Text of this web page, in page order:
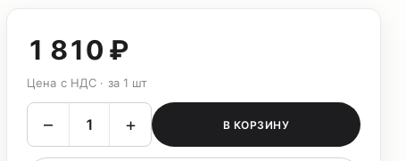
1 810 ₽
Цена с НДС · за 1 шт
– + В КОРЗИНУ